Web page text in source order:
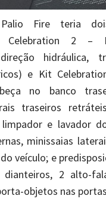
Fire teria
Celebration 2 –
hidráulica,
e Kit
no banco
traseiros
limpador e lavador
minissaias
veículo; e
2 alto-
objetos nas